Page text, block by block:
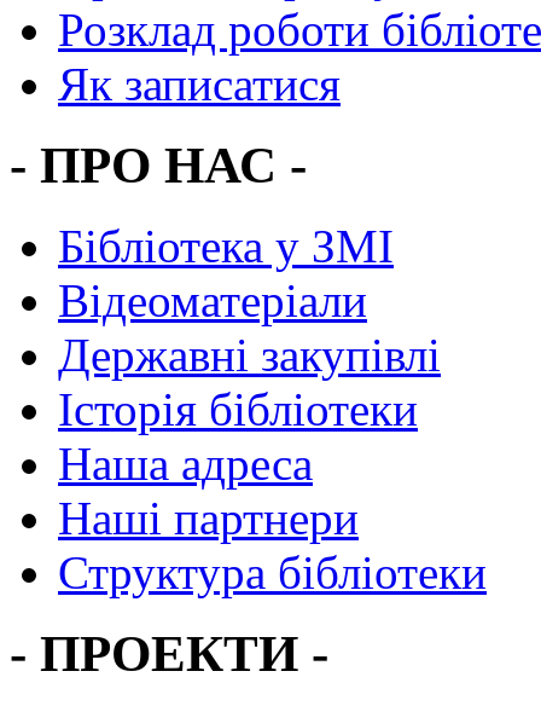
Розклад роботи
Як записатися
- ПРО НАС -
Бібліотека у ЗМІ
Відеоматеріали
Державні закупівлі
Історія бібліотеки
Наша адреса
Наші партнери
Структура бібліотеки
- ПРОЕКТИ -